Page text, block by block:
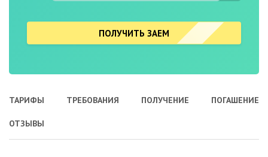
ПОЛУЧИТЬ ЗАЕМ
ТАРИФЫ ТРЕБОВАНИЯ ПОЛУЧЕНИЕ ПОГАШЕНИЕ
ОТЗЫВЫ